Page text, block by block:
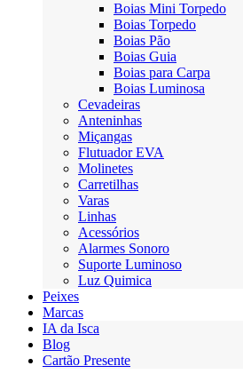
Boias Mini Torpedo
Boias Torpedo
Boias Pão
Boias Guia
Boias para Carpa
Boias Luminosa
Cevadeiras
Anteninhas
Miçangas
Flutuador EVA
Molinetes
Carretilhas
Varas
Linhas
Acessórios
Alarmes Sonoro
Suporte Luminoso
Luz Quimica
Peixes
Marcas
IA da Isca
Blog
Cartão Presente